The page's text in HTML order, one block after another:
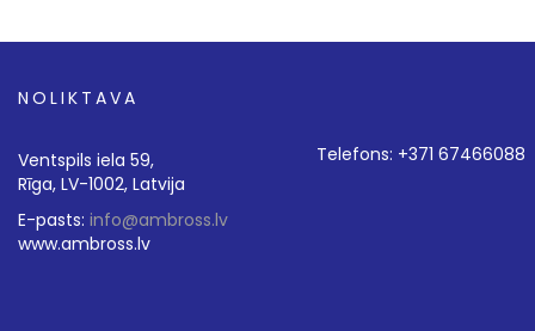
NOLIKTAVA
Ventspils iela 59,
Rīga, LV-1002, Latvija
E-pasts: info@ambross.lv
www.ambross.lv
Telefons: +371 67466088